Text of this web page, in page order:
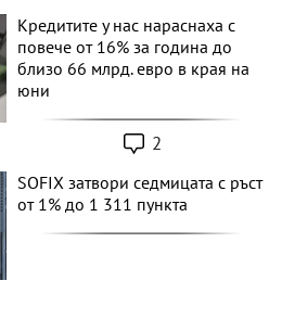
Кредитите у нас нараснаха с
повече от 16% за година до
близо 66 млрд. евро в края на
юни
2
SOFIX затвори седмицата с ръст
от 1% до 1 311 пункта